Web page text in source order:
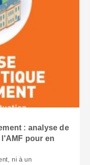
: analyse de
pour en
ni à un